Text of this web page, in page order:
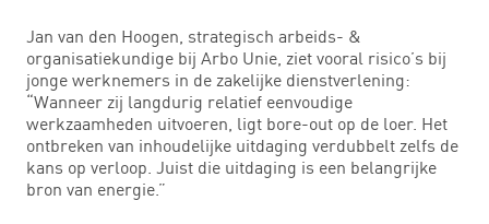
Jan van den Hoogen, strategisch arbeids- &
organisatiekundige bij Arbo Unie, ziet vooral risico’s bij
jonge werknemers in de zakelijke dienstverlening:
“Wanneer zij langdurig relatief eenvoudige
werkzaamheden uitvoeren, ligt bore-out op de loer. Het
ontbreken van inhoudelijke uitdaging verdubbelt zelfs de
kans op verloop. Juist die uitdaging is een belangrijke
bron van energie.”